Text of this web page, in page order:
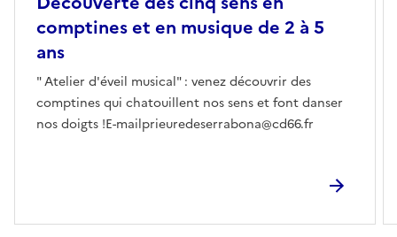
comptines et en musique de 2 à 5
ans
" Atelier d'éveil musical" : venez découvrir des
comptines qui chatouillent nos sens et font danser
nos doigts !E-mailprieuredeserrabona@cd66.fr